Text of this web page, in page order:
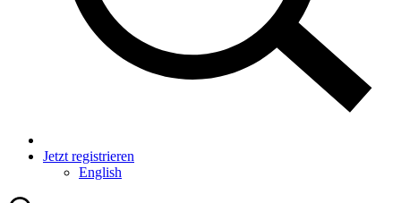
Jetzt registrieren
English